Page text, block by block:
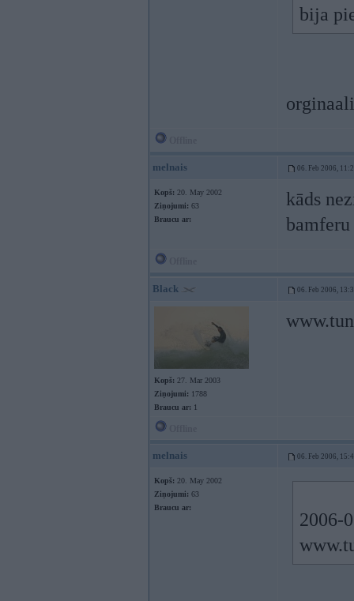
bija
melnais 06. Feb 2006,
Kopš: 20. May 2002
Ziņojumi: 63
Braucu ar:
kāds
bamferu
Black 06. Feb 2006,
Kopš: 27. Mar 2003
Ziņojumi: 1788
Braucu ar: 1
melnais 06. Feb 2006,
Kopš: 20. May 2002
Ziņojumi: 63
Braucu ar:
2006-